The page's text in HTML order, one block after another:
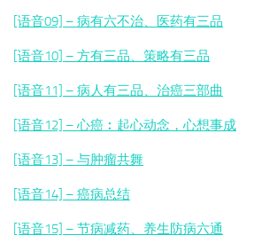
[语音09] – 病有六不治、医药有三品
[语音10] – 方有三品、策略有三品
[语音11] – 病人有三品、治癌三部曲
[语音12] – 心癌︰起心动念，心想事成
[语音13] – 与肿瘤共舞
[语音14] – 癌病总结
[语音15] – 节病减药、养生防病六通